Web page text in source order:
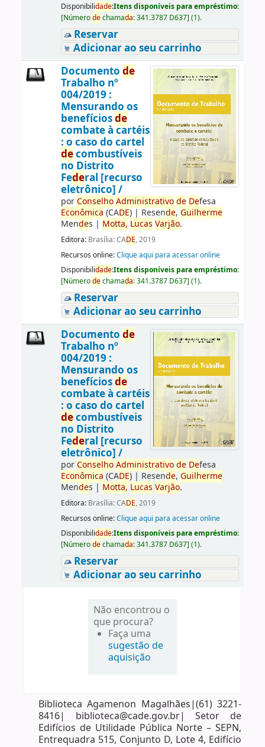
Disponibilidade:Itens disponíveis para empréstimo:
[Númerodechamada:341.3787 D637] (1).
Reservar
Adicionar ao seu carrinho
Documento de
Trabalho nº
004/2019 :
Mensurando os
benefíciosde
combate à cartéis
: o caso do cartel
decombustíveis
no Distrito
Federal [recurso
eletrônico] /
porConselho Administrativo de Defesa
Econômica (CADE)| Resende, Guilherme
Mendes | Motta, Lucas Varjão.
Editora: Brasília: CADE, 2019
Recursos online:Clique aqui para acessar online
Disponibilidade:Itens disponíveis para empréstimo:
[Númerodechamada:341.3787 D637] (1).
Reservar
Adicionar ao seu carrinho
Documento de
Trabalho nº
004/2019 :
Mensurando os
benefíciosde
combate à cartéis
: o caso do cartel
decombustíveis
no Distrito
Federal [recurso
eletrônico] /
porConselho Administrativo de Defesa
Econômica (CADE)| Resende, Guilherme
Mendes | Motta, Lucas Varjão.
Editora: Brasília: CADE, 2019
Recursos online:Clique aqui para acessar online
Disponibilidade:Itens disponíveis para empréstimo:
[Númerodechamada:341.3787 D637] (1).
Reservar
Adicionar ao seu carrinho
Não encontrou o
que procura?
Faça uma
sugestão de
aquisição
Biblioteca Agamenon Magalhães|(61) 3221-
8416| biblioteca@cade.gov.br| Setor de
Edifícios de Utilidade Pública Norte – SEPN,
Entrequadra 515, Conjunto D, Lote 4, Edifício